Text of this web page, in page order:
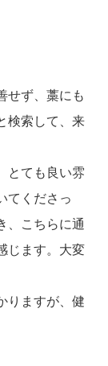
せず、藁にも
検索して、来
とても良い雰
てくださっ
、こちらに通
じます。大変
りますが、健